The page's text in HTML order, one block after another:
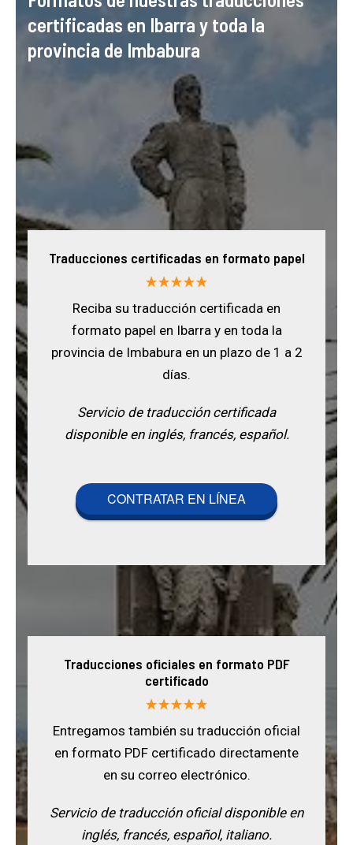
certificadas en Ibarra y toda la
provincia de Imbabura
Traducciones certificadas en formato papel
Reciba su traducción certificada en
formato papel en Ibarra y en toda la
provincia de Imbabura en un plazo de 1 a 2
días.
Servicio de traducción certificada
disponible en inglés, francés, español.
CONTRATAR EN LÍNEA
Traducciones oficiales en formato PDF
certificado
Entregamos también su traducción oficial
en formato PDF certificado directamente
en su correo electrónico.
Servicio de traducción oficial disponible en
inglés, francés, español, italiano.